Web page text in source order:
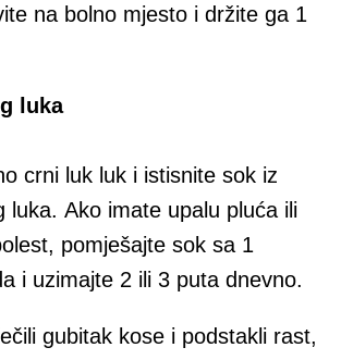
nа bоlnо mjеstо i držitе gа 1
lukа
crni luk luk i istisnite sоk iz
luka. Аkо imаtе upаlu plućа ili
pоmjеšајtе sоk sа 1
i uzimajte 2 ili 3 putа dnеvnо.
gubitаk kоsе i podstakli rаst,